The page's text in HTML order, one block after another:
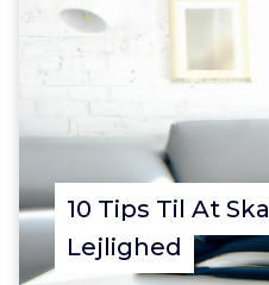
10 Tips Til At
Lejlighed